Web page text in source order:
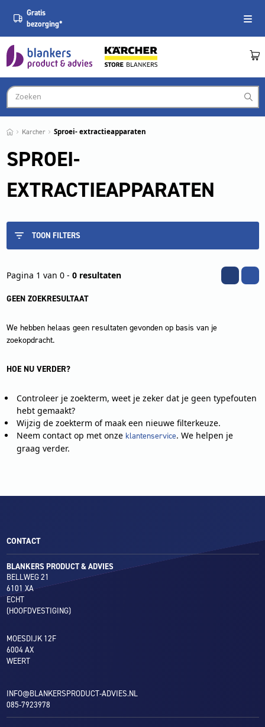
Gratis
bezorging*
Karcher Sproei- extractieapparaten
SPROEI-
EXTRACTIEAPPARATEN
TOON FILTERS
Pagina 1 van 0 - 0 resultaten
GEEN ZOEKRESULTAAT
We hebben helaas geen resultaten gevonden op basis van je
zoekopdracht.
HOE NU VERDER?
Controleer je zoekterm, weet je zeker dat je geen typefouten
hebt gemaakt?
Wijzig de zoekterm of maak een nieuwe filterkeuze.
Neem contact op met onze klantenservice. We helpen je
graag verder.
CONTACT
BLANKERS PRODUCT & ADVIES
BELLWEG 21
6101 XA
ECHT
(HOOFDVESTIGING)
MOESDIJK 12F
6004 AX
WEERT
INFO@BLANKERSPRODUCT-ADVIES.NL
085-7923978